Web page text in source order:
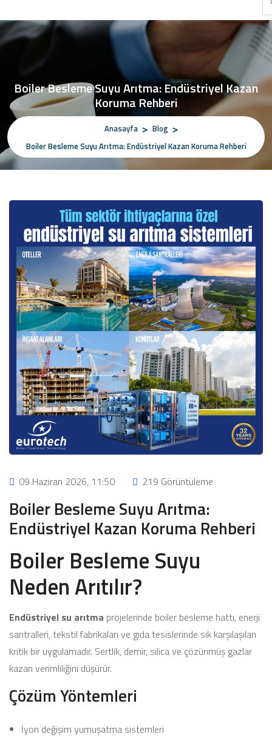
Boiler Besleme Suyu Arıtma: Endüstriyel Kazan
Koruma Rehberi
Anasayfa
Blog
Boiler Besleme Suyu Arıtma: Endüstriyel Kazan Koruma Rehberi
09 Haziran 2026, 11:50 219 Görüntüleme
Boiler Besleme Suyu Arıtma:
Endüstriyel Kazan Koruma Rehberi
Boiler Besleme Suyu
Neden Arıtılır?
Endüstriyel su arıtma projelerinde boiler besleme hattı, enerji
santralleri, tekstil fabrikaları ve gıda tesislerinde sık karşılaşılan
kritik bir uygulamadır. Sertlik, demir, silica ve çözünmüş gazlar
kazan verimliliğini düşürür.
Çözüm Yöntemleri
İyon değişim yumuşatma sistemleri